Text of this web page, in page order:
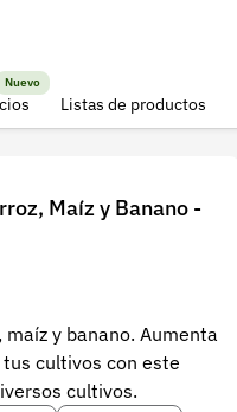
Nuevo
Listas de productos
Maíz y Banano -
y banano. Aumenta
cultivos con este
cultivos.